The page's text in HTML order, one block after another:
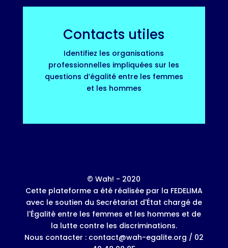
Contacts utiles
Identifiez les organisations
professionnelles impliquées sur les
questions d’égalité entre les femmes
et les hommes
© Wah! - 2020
Cette plateforme a été réalisée par la FEDELIMA
avec le soutien du Secrétariat d'État chargé de
l'Égalité entre les femmes et les hommes et de
la lutte contre les discriminations.
Nous contacter : contact@wah-egalite.org / 02